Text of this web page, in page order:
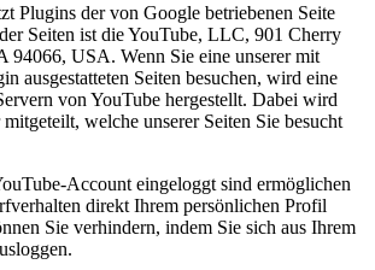
Plugins der von Google betriebenen Seite
Seiten ist die YouTube, LLC, 901 Cherry
94066, USA. Wenn Sie eine unserer mit
ausgestatteten Seiten besuchen, wird eine
von YouTube hergestellt. Dabei wird
welche unserer Seiten Sie besucht
Account eingeloggt sind ermöglichen
direkt Ihrem persönlichen Profil
Sie verhindern, indem Sie sich aus Ihrem